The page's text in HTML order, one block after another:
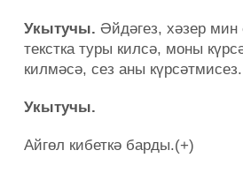
Укытучы. Әйдәгез, хәзер
текстка туры килсә, моны
килмәсә, сез аны күрсәтмисез.
Укытучы.
Айгөл кибеткә барды.(+)